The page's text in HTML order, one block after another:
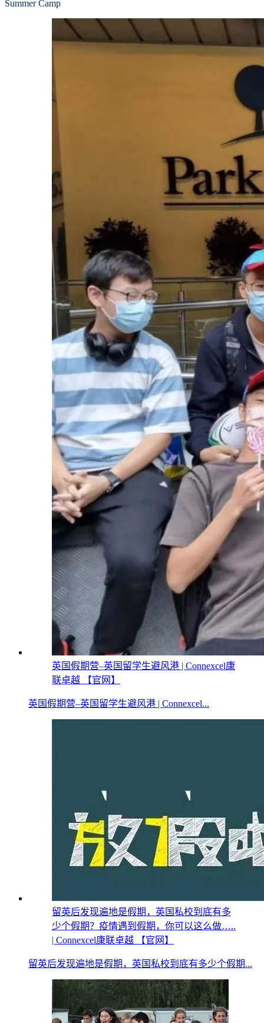
Summer Camp
英国假期营–英国留学生避风港 | Connexcel康
联卓越 【官网】
英国假期营–英国留学生避风港 | Connexcel...
留英后发现遍地是假期，英国私校到底有多
少个假期？疫情遇到假期，你可以这么做…..
| Connexcel康联卓越 【官网】
留英后发现遍地是假期，英国私校到底有多少个假期...